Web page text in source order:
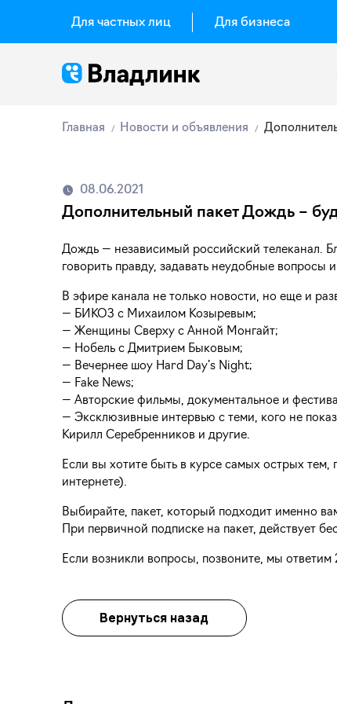
Для частных лиц Для бизнеса
Главная Новости и объявления
08.06.2021
Дополнительный пакет Дождь –
Дождь — независимый российский телеканал.
говорить правду, задавать неудобные вопросы
В эфире канала не только новости, но еще и
— БИКОЗ с Михаилом Козыревым;
— Женщины Сверху с Анной Монгайт;
— Нобель с Дмитрием Быковым;
— Вечернее шоу Hard Day’s Night;
— Fake News;
— Авторские фильмы, документальное и
— Эксклюзивные интервью с теми, кого не
Кирилл Серебренников и другие.
Если вы хотите быть в курсе самых острых
интернете).
Выбирайте, пакет, который подходит именно
При первичной подписке на пакет, действует
Если возникли вопросы, позвоните, мы ответим
Вернуться назад